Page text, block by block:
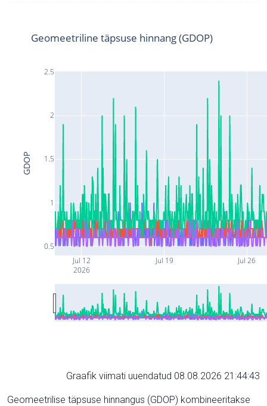
Jul 12
2026
Jul 19 Jul 26
0.5
1
1.5
2
2.5
Geomeetriline täpsuse hinnang (GDOP)
GDOP
Graafik viimati uuendatud 08.08.2026 21:44:43
Geomeetrilise täpsuse hinnangus (GDOP) kombineeritakse